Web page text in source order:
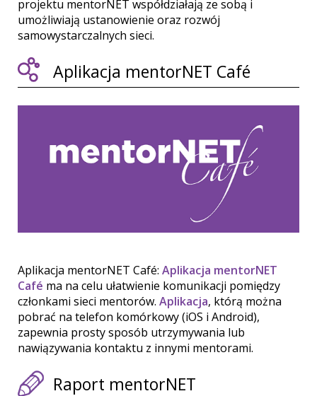
projektu mentorNET współdziałają ze sobą i
umożliwiają ustanowienie oraz rozwój
samowystarczalnych sieci.
Aplikacja mentorNET Café
Aplikacja mentorNET Café: Aplikacja mentorNET
Café ma na celu ułatwienie komunikacji pomiędzy
członkami sieci mentorów. Aplikacja, którą można
pobrać na telefon komórkowy (iOS i Android),
zapewnia prosty sposób utrzymywania lub
nawiązywania kontaktu z innymi mentorami.
Raport mentorNET